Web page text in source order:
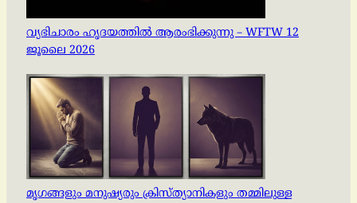
വ്യഭിചാരം ഹൃദയത്തിൽ ആരംഭിക്കുന്നു – WFTW 12
ജൂലൈ 2026
മൃഗങ്ങളും മനുഷ്യരും ക്രിസ്ത്യാനികളും തമ്മിലുള്ള